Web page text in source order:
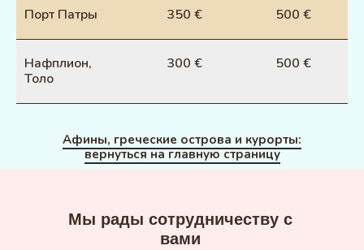
Порт Патры 350 € 500 €
Нафплион,
Толо
300 € 500 €
Афины, греческие острова и курорты:
вернуться на главную страницу
Мы рады сотрудничеству с
вами